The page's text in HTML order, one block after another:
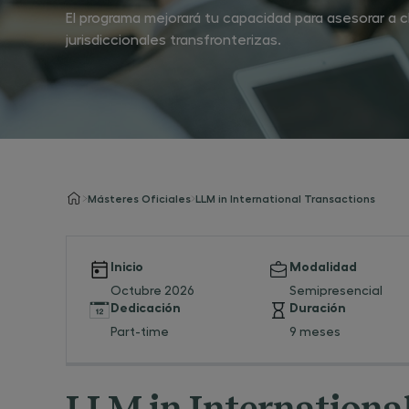
El programa mejorará tu capacidad para asesorar
jurisdiccionales transfronterizas.
Másteres Oficiales LLM in International Transactions
Inicio
Octubre 2026
Modalidad
Semipresencial
Dedicación
Part-time
Duración
9 meses